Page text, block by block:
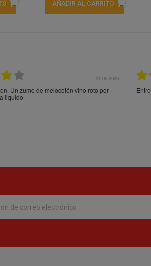
AÑADIR AL CARRITO
Entrega rápida y en perfecto estado, muchas gracias